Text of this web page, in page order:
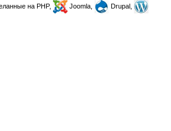
на PHP, Joomla,
Drupal,